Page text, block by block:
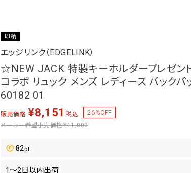
即納
エッジリンク（EDGELINK）
☆NEW JACK 特製キーホルダープレゼン
コラボ リュック メンズ レディース バックパ
60182 01
販売価格 ¥8,151税込 26%OFF
メーカー希望小売価格¥11,000
82